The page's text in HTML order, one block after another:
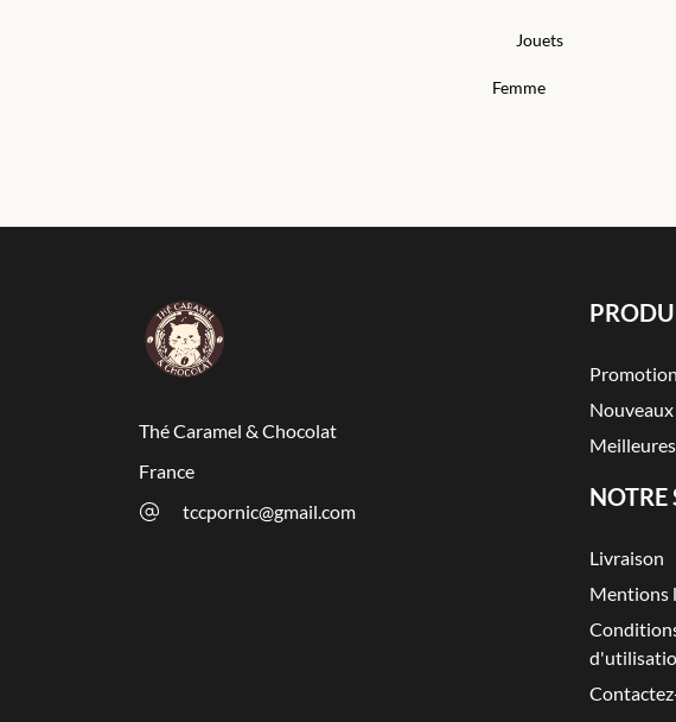
Jouets
Femme
Thé Caramel & Chocolat
France
tccpornic@gmail.com
NOTRE
Livraison
Mentions